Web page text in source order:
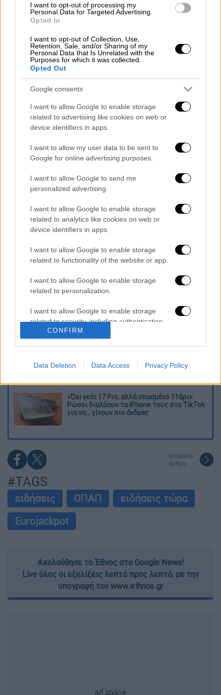
I want to opt-out of processing my
Personal Data for Targeted Advertising.
Opted In
I want to opt-out of Collection, Use,
Retention, Sale, and/or Sharing of my
Personal Data that Is Unrelated with the
Purposes for which it was collected.
Opted Out
Google consents
I want to allow Google to enable storage
related to advertising like cookies on web or
device identifiers in apps.
I want to allow my user data to be sent to
Google for online advertising purposes.
I want to allow Google to send me
personalized advertising.
I want to allow Google to enable storage
related to analytics like cookies on web or
device identifiers in apps.
I want to allow Google to enable storage
related to functionality of the website or app.
I want to allow Google to enable storage
related to personalization.
I want to allow Google to enable storage
related to security, including authentication
functionality and fraud prevention, and other
CONFIRM
Data Deletion Data Access Privacy Policy
Το Eurojackpot είναι ένα ευρωπαϊκό παιχνίδι
τύχης. Στόχος του είναι η σωστή πρόβλεψη
5 αριθμών (από 50) στο πάνω μέρος και 2
αριθμοί (από 12) στο κάτω μέρος. Παίζεται
είτε με απλές στήλες, είτε με συστήματα
(πλήρη ή τυποποιημένα).
κόστος συμμετοχήςανά στήλη (5 από 50
αριθμοί στο πάνω πεδίο & 2 από 12 αριθμοί
Η κατάθεση δελτίων γίνεται καθημερινά στα
εφαρμογής Opapstore App για κινητά εντός
των καταστημάτων ΟΠΑΠ και οι κληρώσεις
του EUROJACKPOT πραγματοποιούνται κάθε
Τρίτη και Παρασκευή από τις 21:00 το βράδυ
και μετά, στο Ελσίνκι της Φιλανδίας.
Διαβάστε ακόμη
Εκτελέσεις, συλλήψεις και νέοι
περιορισμοί: Το Ιράν σκληραίνει τη γραμμή
στο εσωτερικό εν μέσω πολέμου
Η πρώτη δήλωση της οικογένειας της
38χρονης Βρετανίδας που δολοφονήθηκε
στην Κυψέλη
νοσοκομείου και κοιτούσε επίμονα τους
«Όχι γκέι 17 Pro, αλλά σπασμένο 11άρι»:
Ρώσοι διαλύουν τα iPhone τους στο TikTok
για να... γίνουν πιο άνδρες
επόμενο
άρθρο
#TAGS
ειδήσεις ΟΠΑΠ
ειδήσεις τώρα
Eurojackpot
Ακολούθησε το Έθνος στο Google News!
Live όλες οι εξελίξεις λεπτό προς λεπτό, με την
υπογραφή του www.ethnos.gr